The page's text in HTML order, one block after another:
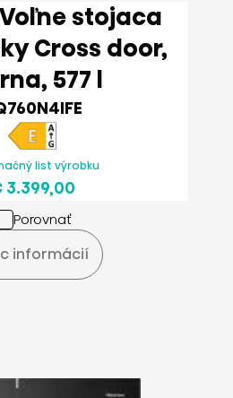
Cross door,
Čierna, 577 l
list výrobku
3.399,00
Porovnať
informácií